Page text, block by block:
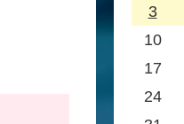
3
10
17
24